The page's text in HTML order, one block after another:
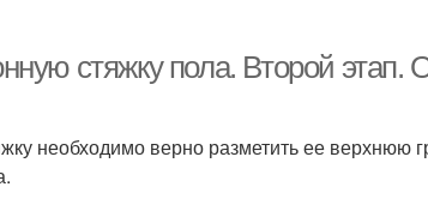
стяжку пола. Второй этап.
необходимо верно разметить ее верхнюю